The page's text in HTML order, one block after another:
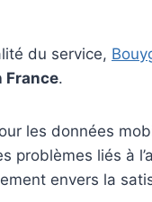
du service,
France.
les données
liés à
envers la